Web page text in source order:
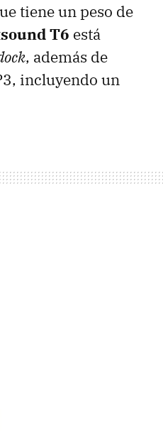
tiene un peso de
T6 está
, además de
incluyendo un